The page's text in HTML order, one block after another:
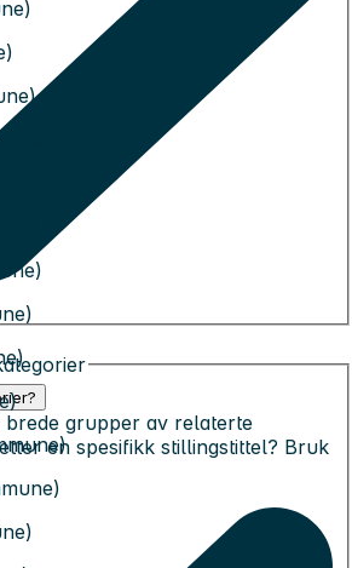
brede grupper av relaterte
en spesifikk stillingstittel? Bruk